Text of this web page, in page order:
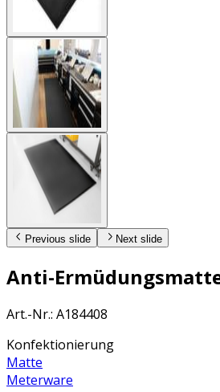
Previous slide Next slide
Anti-
Art.-Nr.: A184408
Konfektionierung
Matte
Meterware